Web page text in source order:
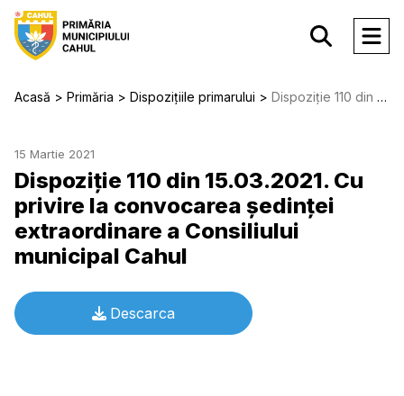
Acasă Primăria Dispozițiile primarului Dispoziție 110 din 15.03.2021. Cu privire la convocarea şedinţei extraordinare a Consiliului municipal Cahul
15 Martie 2021
Dispoziție 110 din 15.03.2021. Cu
privire la convocarea şedinţei
extraordinare a Consiliului
municipal Cahul
Descarca